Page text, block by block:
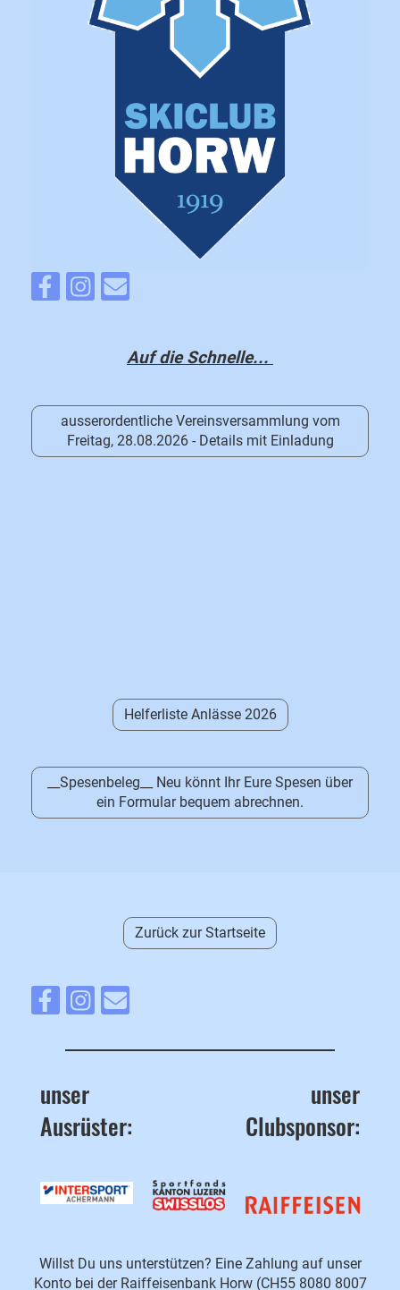
Auf die Schnelle...
ausserordentliche Vereinsversammlung vom
Freitag, 28.08.2026 - Details mit Einladung
Helferliste Anlässe 2026
__Spesenbeleg__ Neu könnt Ihr Eure Spesen über
ein Formular bequem abrechnen.
Zurück zur Startseite
unser
Ausrüster:
unser
Clubsponsor:
Willst Du uns unterstützen? Eine Zahlung auf unser
Konto bei der Raiffeisenbank Horw (CH55 8080 8007